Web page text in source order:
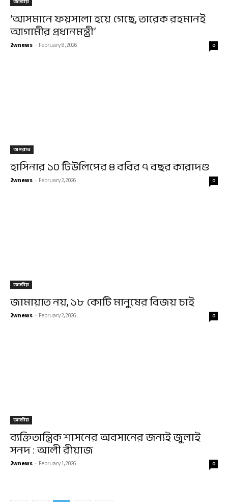
‘আসমানে ফয়সালা হয়ে গেছে, তারেক রহমানই
আগামীর প্রধানমন্ত্রী’
2wnews - February 8, 2026 0
অপরাধ
হাসিনার ১০ টিউলিপের ৪ ববির ৭ বছর কারাদণ্ড
2wnews - February 2, 2026 0
জাতীয়
জামায়াত নয়, ১৮ কোটি মানুষের বিজয় চাই
2wnews - February 2, 2026 0
জাতীয়
ব্যক্তিতান্ত্রিক শাসনের অবসানের জন্যই জুলাই
সনদ : আলী রীয়াজ
2wnews - February 1, 2026 0